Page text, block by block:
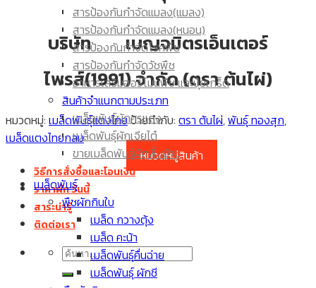
เมล็ดพันธุ์มะเขือยาว
เมล็ด ข้าวโพด
เมล็ดพันธุ์มะระขี้นก
เมล็ดพันธุ์มะระ
เมล็ดพันธุ์มะละกอ
เมล็ดพันธุ์มะเขือเปราะ
เมล็ด กะหล่ำปลี
สารป้องกันกำจัดแมลง(แมลง)
สารป้องกันกำจัดแมลง(หนอน)
สารป้องกันกำจัดโรคพืช
สารป้องกันกำจัดวัชพืช
อาหารเสริมฮอร์โมนพืช และปุ๋ยเกร็ด
สินค้าจำแนกตามประเภท
เมล็ดพันธุ์ผักศรแดง
เมล็ดพันธุ์ผักเจียไต๋
ขายเมล็ดพันธุ์ผักพื้นบ้าน
วิธีการสั่งซื้อและโอนเงิน
ราคาผัก วันนี้
สาระน่ารู้
ติดต่อเรา
ค้นหา:
บริษัท เบญจมิตรเอ็นเตอร์
ไพรส์(1991) จำกัด (ตรา ต้นไผ่)
หมวดหมู่: เมล็ดพันธุ์แตงไทยป้ายกำกับ: ตรา ต้นไผ่,พันธุ์ ทองสุก,
เมล็ดแตงไทยกลม
หมวดหมู่สินค้า
เมล็ดพันธุ์
พืชผักกินใบ
เมล็ด กวางตุ้ง
เมล็ด คะน้า
เมล็ดพันธุ์คื่นฉ่าย
เมล็ดพันธุ์ ผักชี